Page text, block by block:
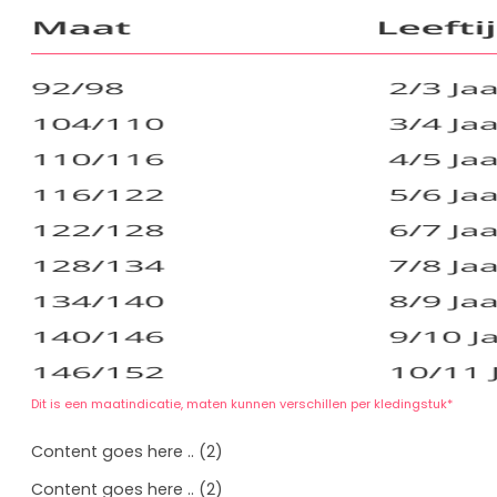
Dit is een maatindicatie, maten kunnen verschillen per kledingstuk*
Content goes here .. (2)
Content goes here .. (2)